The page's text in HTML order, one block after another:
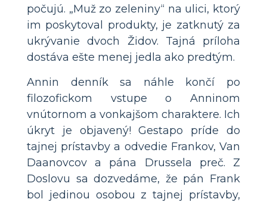
počujú. „Muž zo zeleniny“ na ulici, ktorý
im poskytoval produkty, je zatknutý za
ukrývanie dvoch Židov. Tajná príloha
dostáva ešte menej jedla ako predtým.
Annin denník sa náhle končí po
filozofickom vstupe o Anninom
vnútornom a vonkajšom charaktere. Ich
úkryt je objavený! Gestapo príde do
tajnej prístavby a odvedie Frankov, Van
Daanovcov a pána Drussela preč. Z
Doslovu sa dozvedáme, že pán Frank
bol jedinou osobou z tajnej prístavby,